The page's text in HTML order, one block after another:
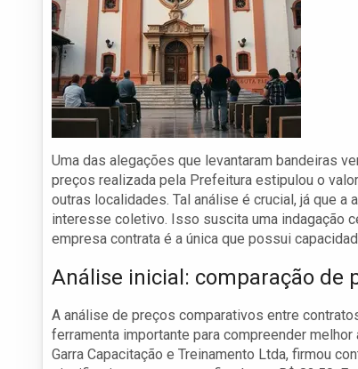
Uma das alegações que levantaram bandeiras
preços realizada pela Prefeitura estipulou o
outras localidades. Tal análise é crucial, já que
interesse coletivo. Isso suscita uma indagação
empresa contrata é a única que possui
Análise inicial: comparação de
A análise de preços comparativos entre
ferramenta importante para compreender
Garra Capacitação e Treinamento Ltda, firmou